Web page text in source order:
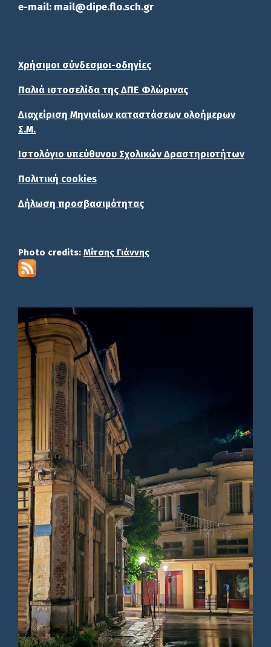
e-mail: mail@dipe.flo.sch.gr
Χρήσιμοι σύνδεσμοι-οδηγίες
Παλιά ιστοσελίδα της ΔΠΕ Φλώρινας
Διαχείριση Μηνιαίων καταστάσεων ολοήμερων
Σ.Μ.
Ιστολόγιο υπεύθυνου Σχολικών Δραστηριοτήτων
Πολιτική cookies
Δήλωση προσβασιμότητας
Photo credits: Μίτσης Γιάννης